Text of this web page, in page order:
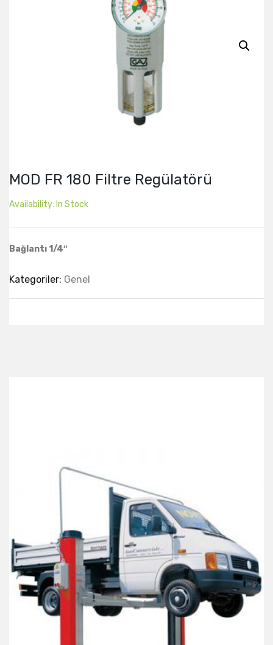
MOD FR 180 Filtre Regülatörü
Availability: In Stock
Bağlantı 1/4″
Kategoriler: Genel